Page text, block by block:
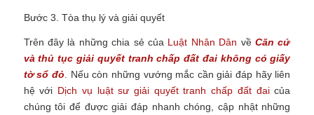
Bước 3. Tòa thụ lý và giải quyết
Trên đây là những chia sẻ của Luật Nhân Dân vềCăn cứ
và thủ tục giải quyết tranh chấp đất đai không có giấy
tờ sổ đỏ
Nếu còn những vướng mắc cần giải đáp hãy liên
hệ với Dịch vụ luật sư giải quyết tranh chấp đất đaicủa
chúng tôi để được giải đáp nhanh chóng, cập nhật những